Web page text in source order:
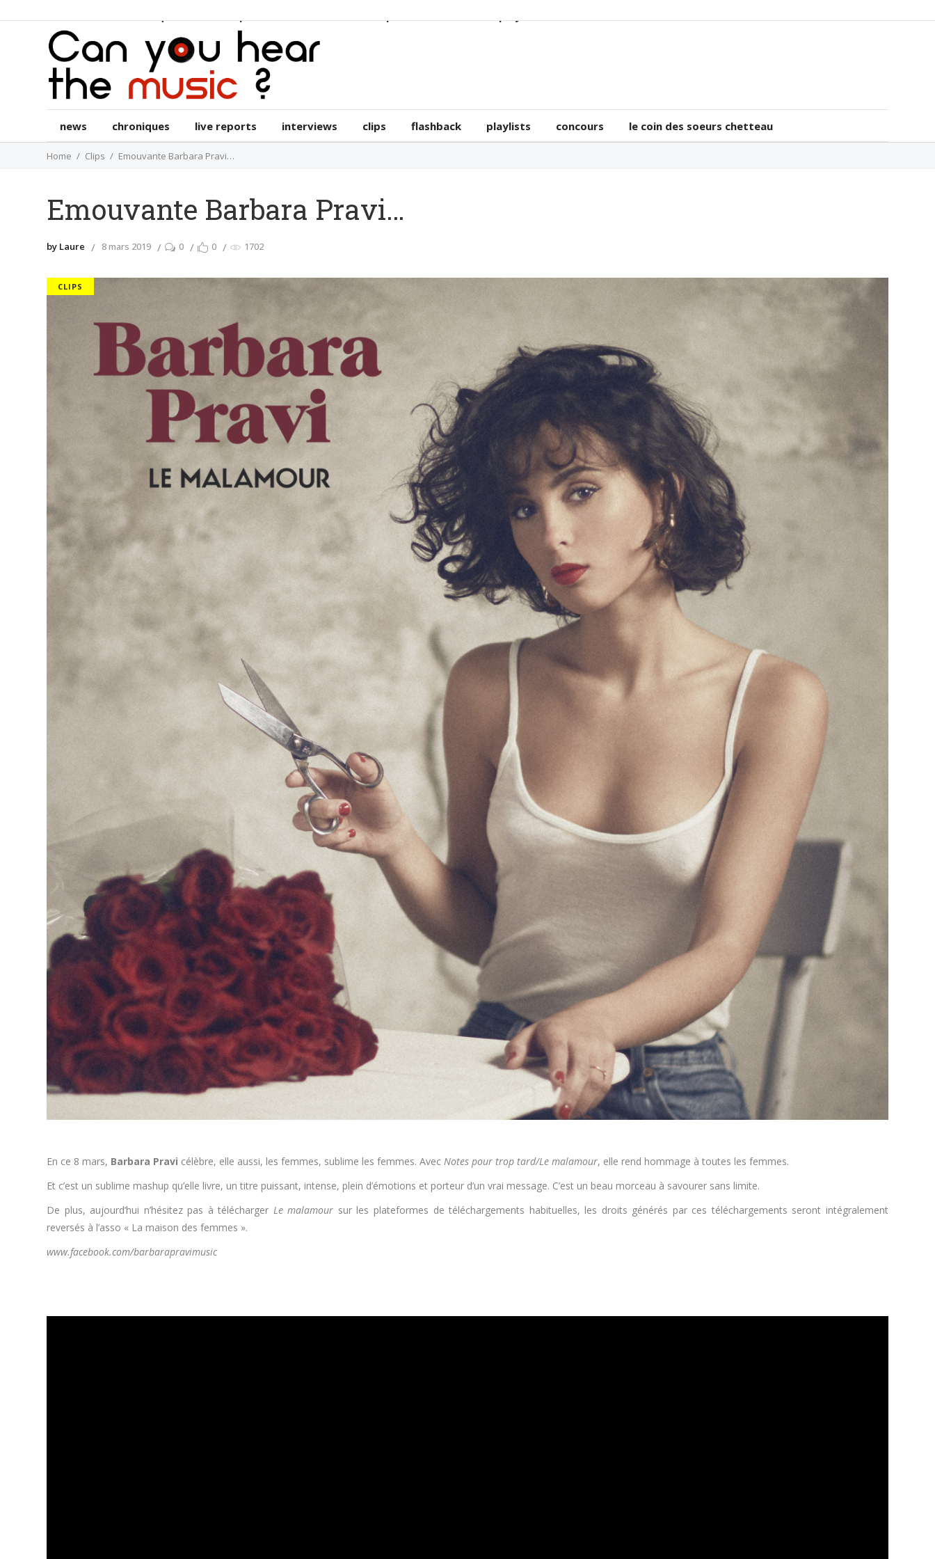
news chroniques live reports interviews clips flashback playlists concours le coin des soeurs chetteau
Home Clips Emouvante Barbara Pravi…
Emouvante Barbara Pravi…
by Laure 8 mars 2019 0 0 1702
CLIPS
En ce 8 mars, Barbara Pravi célèbre, elle aussi, les femmes, sublime les femmes. Avec Notes pour trop tard/Le malamour, elle rend hommage à toutes les femmes.
Et c’est un sublime mashup qu’elle livre, un titre puissant, intense, plein d’émotions et porteur d’un vrai message. C’est un beau morceau à savourer sans limite.
De plus, aujourd’hui n’hésitez pas à télécharger Le malamour sur les plateformes de téléchargements habituelles, les droits générés par ces téléchargements seront intégralement
reversés à l’asso « La maison des femmes ».
www.facebook.com/barbarapravimusic